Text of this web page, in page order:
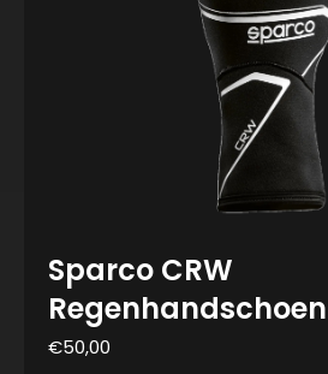
Sparco CRW
Regenhandschoen
€50,00